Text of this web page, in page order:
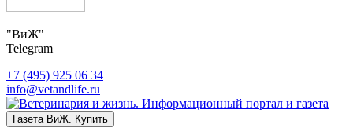
"ВиЖ"
Telegram
+7 (495) 925 06 34
info@vetandlife.ru
Газета ВиЖ. Купить